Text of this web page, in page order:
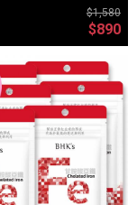
$1,580
$890